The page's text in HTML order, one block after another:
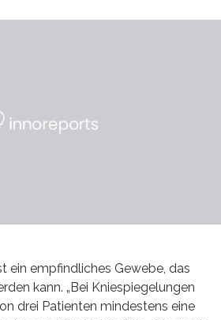
ein empfindliches Gewebe, das
kann. „Bei Kniespiegelungen
drei Patienten mindestens eine